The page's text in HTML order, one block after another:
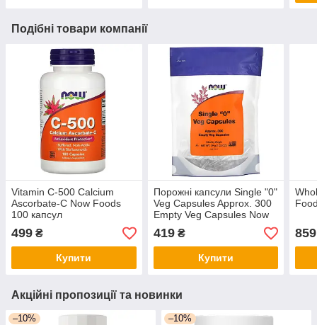
Подібні товари компанії
Vitamin C-500 Calcium
Ascorbate-C Now Foods
100 капсул
499 ₴
Купити
Порожні капсули Single "0"
Veg Capsules Approx. 300
Empty Veg Capsules Now
Foods 29 г
419₴
Купити
859
Акційні пропозиції та новинки
–10% –10%